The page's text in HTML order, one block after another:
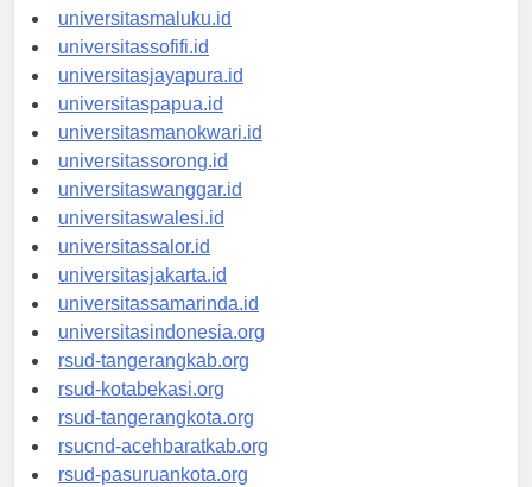
universitasambon.id
universitasmaluku.id
universitassofifi.id
universitasjayapura.id
universitaspapua.id
universitasmanokwari.id
universitassorong.id
universitaswanggar.id
universitaswalesi.id
universitassalor.id
universitasjakarta.id
universitassamarinda.id
universitasindonesia.org
rsud-tangerangkab.org
rsud-kotabekasi.org
rsud-tangerangkota.org
rsucnd-acehbaratkab.org